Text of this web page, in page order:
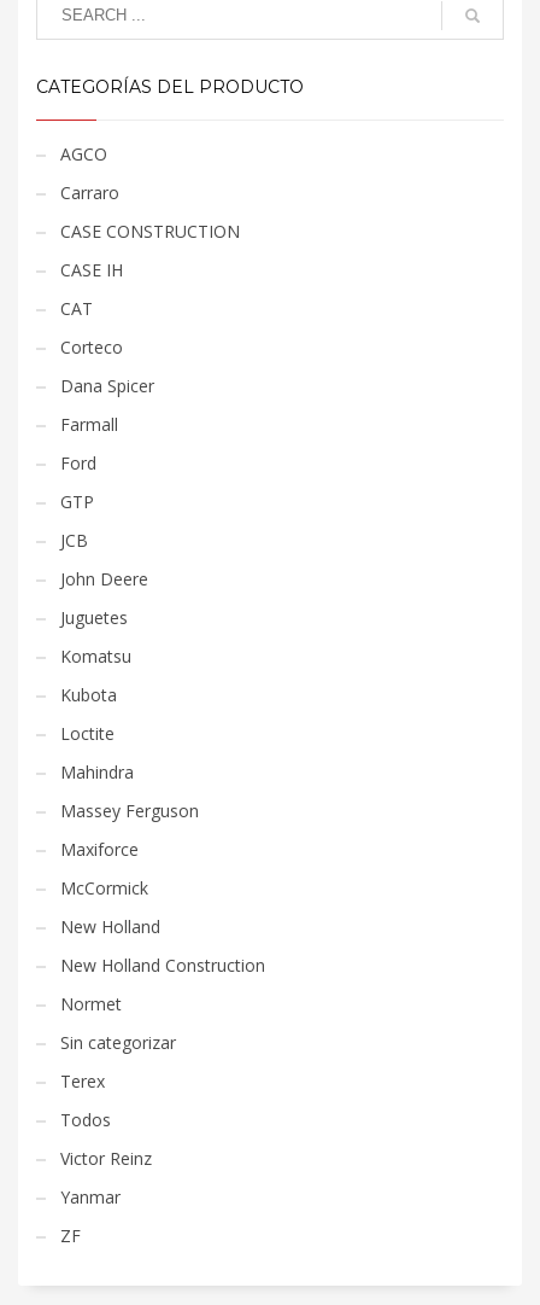
CATEGORÍAS DEL PRODUCTO
AGCO
Carraro
CASE CONSTRUCTION
CASE IH
CAT
Corteco
Dana Spicer
Farmall
Ford
GTP
JCB
John Deere
Juguetes
Komatsu
Kubota
Loctite
Mahindra
Massey Ferguson
Maxiforce
McCormick
New Holland
New Holland Construction
Normet
Sin categorizar
Terex
Todos
Victor Reinz
Yanmar
ZF